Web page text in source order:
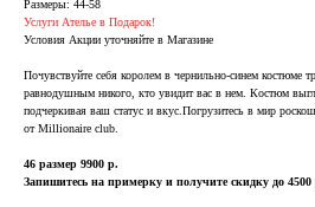
Размеры: 44-58
Услуги Ателье в Подарок!
Условия Акции уточняйте в Магазине
Почувствуйте себя королем в чернильно-синем костюме
равнодушным никого, кто увидит вас в нем. Костюм
подчеркивая ваш статус и вкус.Погрузитесь в мир
от Millionaire club.
46 размер 9900 р.
Запишитесь на примерку и получите скидку до